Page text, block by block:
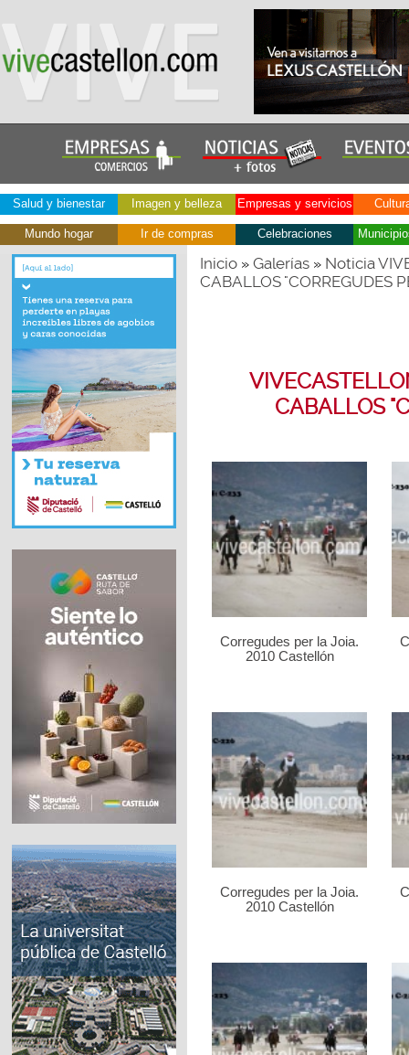
Salud y bienestar Imagen y belleza Empresas y servicios
Mundo hogar Ir de compras Celebraciones
Inicio» Galerías» Noticia
CABALLOS "CORREGUDES
CABALLOS
Corregudes per la Joia.
2010 Castellón
Corregudes per la Joia.
2010 Castellón